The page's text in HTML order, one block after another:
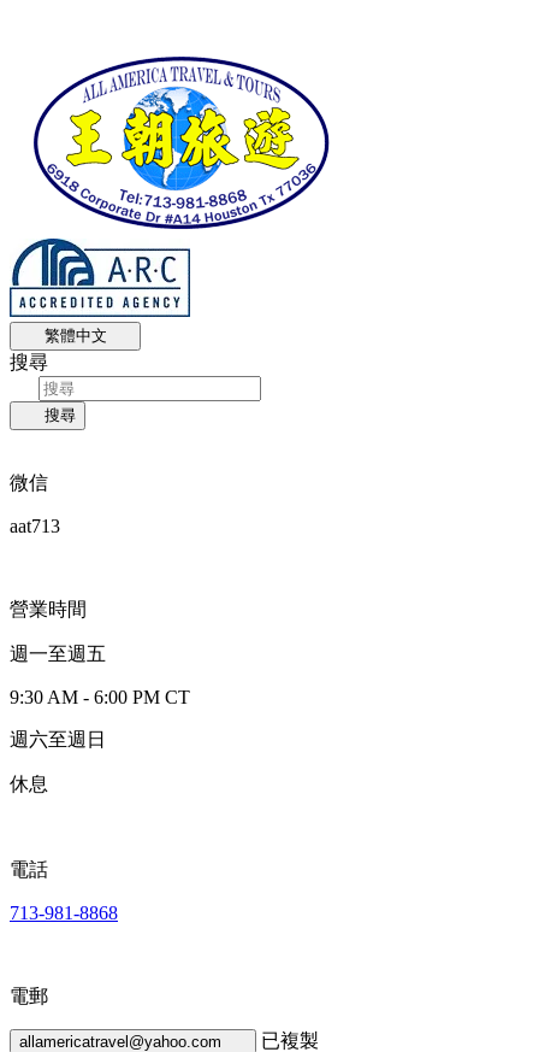
繁體中文
搜尋
搜尋
微信
aat713
營業時間
週一至週五
9:30 AM - 6:00 PM CT
週六至週日
休息
電話
713-981-8868
電郵
allamericatravel@yahoo.com 已複製